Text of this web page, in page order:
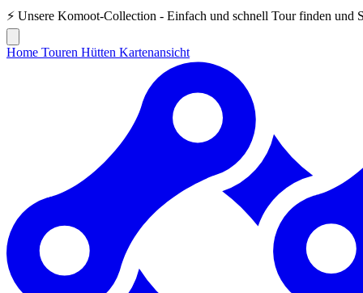
⚡ Unsere Komoot-Collection - Einfach und schnell Tour finden und
Home Touren Hütten Kartenansicht